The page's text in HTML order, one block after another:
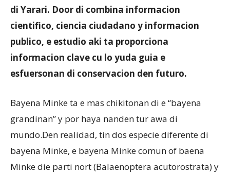
di Yarari. Door di combina informacion
cientifico, ciencia ciudadano y informacion
publico, e estudio aki ta proporciona
informacion clave cu lo yuda guia e
esfuersonan di conservacion den futuro.
Bayena Minke ta e mas chikitonan di e “bayena
grandinan” y por haya nanden tur awa di
mundo.Den realidad, tin dos especie diferente di
bayena Minke, e bayena Minke comun of baena
Minke die parti nort (Balaenoptera acutorostrata) y